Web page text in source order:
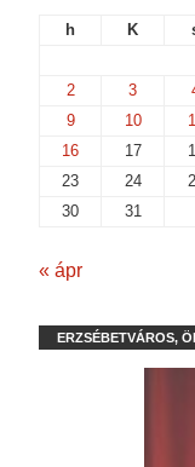
h
K
2
3
9
10
16
17
23
24
30
31
« ápr
ERZSÉBETVÁROS,